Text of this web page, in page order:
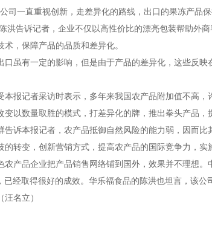
司一直重视创新，走差异化的路线，出口的果冻产品
洪告诉记者，企业不仅以高性价比的漂亮包装帮助外
，保障产品的品质和差异化。
口虽有一定的影响，但是由于产品的差异化，这些反
报记者采访时表示，多年来我国农产品附加值不高，
以数量取胜的模式，打差异化的牌，推出拳头产品，
诉本报记者，农产品抵御自然风险的能力弱，因而
转变，创新营销方式，提高农产品的国际竞争力，实
品企业把产品销售网络铺到国外，效果并不理想。
已经取得很好的成效。华乐福食品的陈洪也坦言，该
汪名立 ）